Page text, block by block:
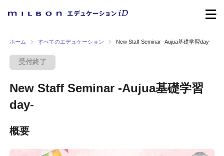
ホーム すべてのエデュケーション New Staff Seminar -Aujua基礎学習day-
受付終了
New Staff Seminar -Aujua基礎学習
day-
概要